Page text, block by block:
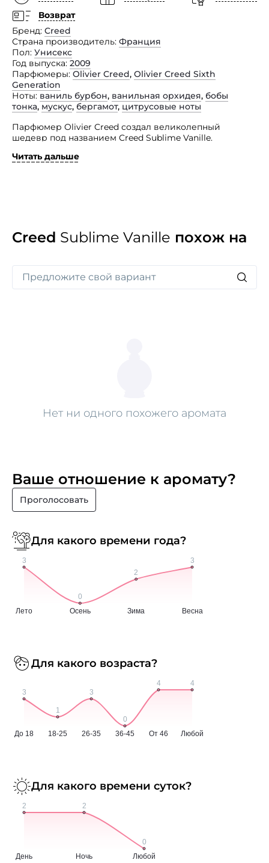
Возврат
Бренд Creed
Страна производитель Франция
Пол Унисекс
Год выпуска 2009
Парфюмеры Olivier Creed, Olivier Creed Sixth
Generation
Ноты ваниль бурбон, ванильная орхидея, бобы
тонка, мускус, бергамот, цитрусовые ноты
Парфюмер Olivier Creed создал великолепный
шедевр под названием Creed Sublime Vanille.
Эта чудесная ваниль, которая идеально ложится
и страсти. Он станет шикарным подарком для
женщин и мужчин, которые умеют ценить
Читать дальше
Creed Sublime Vanille похож на
Нет ни одного похожего аромата
Ваше отношение к аромату?
Проголосовать
Для какого времени года?
Для какого возраста?
Для какого времени суток?